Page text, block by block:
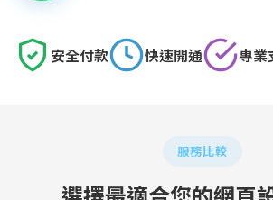
安全付款 快速開通 專業
服務比較